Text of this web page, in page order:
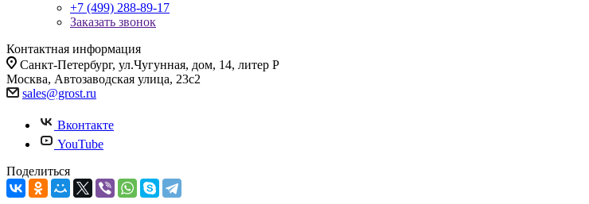
+7 (499) 288-89-17
Заказать звонок
Контактная информация
Санкт-Петербург, ул.Чугунная, дом, 14, литер Р
Москва, Автозаводская улица, 23с2
sales@grost.ru
Вконтакте
YouTube
Поделиться